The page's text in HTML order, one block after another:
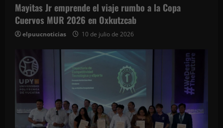
Mayitas Jr emprende el viaje rumbo a la Copa
Cuervos MUR 2026 en Oxkutzcab
elpuucnoticias 10 de julio de 2026